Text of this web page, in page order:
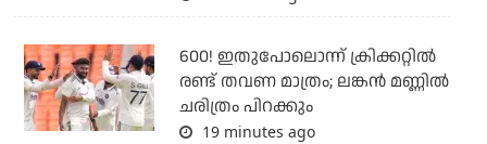
600! ഇതുപോലൊന്ന് ക്രിക്കറ്റില്‍
രണ്ട് തവണ മാത്രം; ലങ്കന്‍ മണ്ണില്‍
ചരിത്രം പിറക്കും
19 minutes ago